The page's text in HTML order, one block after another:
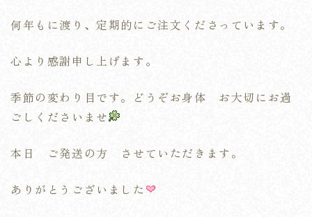
何年もに渡り、定期的にご注文くださっています。
心より感謝申し上げます。
季節の変わり目です。どうぞお身体 お大切にお過
ごしくださいませ
本日 ご発送の方 させていただきます。
ありがとうございました